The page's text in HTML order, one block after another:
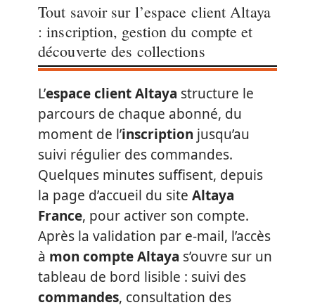
Tout savoir sur l’espace client Altaya
: inscription, gestion du compte et
découverte des collections
L’espace client Altaya structure le
parcours de chaque abonné, du
moment de l’inscription jusqu’au
suivi régulier des commandes.
Quelques minutes suffisent, depuis
la page d’accueil du site Altaya
France, pour activer son compte.
Après la validation par e-mail, l’accès
à mon compte Altaya s’ouvre sur un
tableau de bord lisible : suivi des
commandes, consultation des